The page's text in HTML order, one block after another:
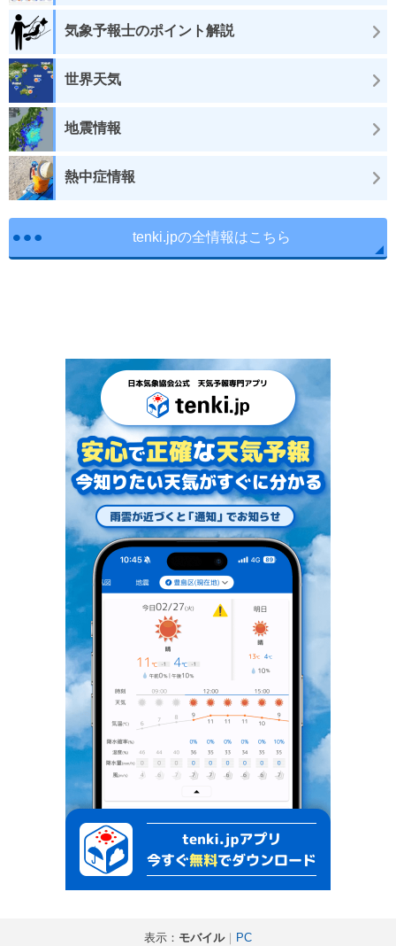
気象予報士のポイント解説
世界天気
地震情報
熱中症情報
tenki.jpの全情報はこちら
表示： モバイル｜ PC